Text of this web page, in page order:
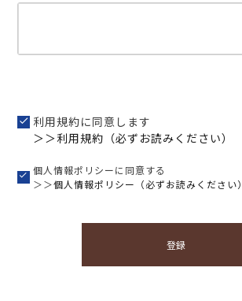
利用規約に同意します
＞＞利用規約（必ずお読みください）
個人情報ポリシーに同意する
＞＞個人情報ポリシー（必ずお読みください）
登録